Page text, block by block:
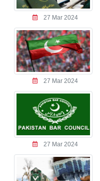
27 Mar 2024
27 Mar 2024
27 Mar 2024